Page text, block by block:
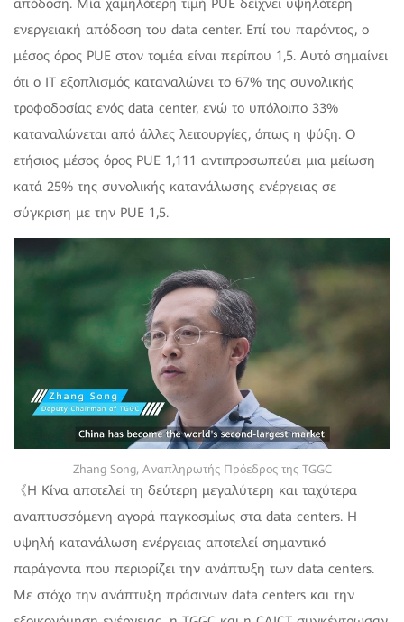
απόδοση. Μία χαμηλότερη τιμή PUE δείχνει υψηλότερη
ενεργειακή απόδοση του data center. Επί του παρόντος, ο
μέσος όρος PUE στον τομέα είναι περίπου 1,5. Αυτό σημαίνει
ότι ο ΙΤ εξοπλισμός καταναλώνει το 67% της συνολικής
τροφοδοσίας ενός data center, ενώ το υπόλοιπο 33%
καταναλώνεται από άλλες λειτουργίες, όπως η ψύξη. Ο
ετήσιος μέσος όρος PUE 1,111 αντιπροσωπεύει μια μείωση
κατά 25% της συνολικής κατανάλωσης ενέργειας σε
σύγκριση με την PUE 1,5.
Zhang Song, Αναπληρωτής Πρόεδρος της TGGC
《Η Κίνα αποτελεί τη δεύτερη μεγαλύτερη και ταχύτερα
αναπτυσσόμενη αγορά παγκοσμίως στα data centers. Η
υψηλή κατανάλωση ενέργειας αποτελεί σημαντικό
παράγοντα που περιορίζει την ανάπτυξη των data centers.
Με στόχο την ανάπτυξη πράσινων data centers και την